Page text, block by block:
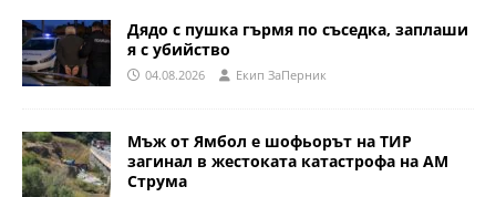
Дядо с пушка гърмя по съседка, заплаши
я с убийство
04.08.2026 Eкип ЗаПерник
Мъж от Ямбол е шофьорът на ТИР
загинал в жестоката катастрофа на АМ
Струма